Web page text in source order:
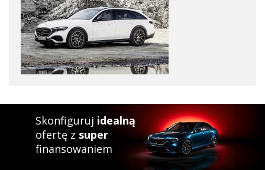
Skonfiguruj idealną
ofertę z super
finansowaniem